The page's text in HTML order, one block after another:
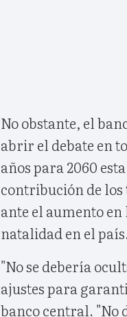
No obstante, el
abrir el debate en
años para 2060
contribución de los
ante el aumento
natalidad en el
"No se debería
ajustes para
banco central. "No